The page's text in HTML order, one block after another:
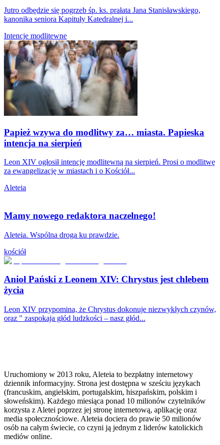
Jutro odbędzie się pogrzeb śp. ks. prałata Jana Stanisławskiego,
kanonika seniora Kapituły Katedralnej i...
Intencje modlitewne
Papież wzywa do modlitwy za… miasta. Papieska
intencja na sierpień
Leon XIV ogłosił intencję modlitewną na sierpień. Prosi o modlitwę
za ewangelizację w miastach i o Kościół...
Aleteia
Mamy nowego redaktora naczelnego!
Aleteia. Wspólna droga ku prawdzie.
kościół
Anioł Pański z Leonem XIV: Chrystus jest chlebem
życia
Leon XIV przypomina, że Chrystus dokonuje niezwykłych czynów,
oraz " zaspokaja głód ludzkości – nasz głód...
Uruchomiony w 2013 roku, Aleteia to bezpłatny internetowy
dziennik informacyjny. Strona jest dostępna w sześciu językach
(francuskim, angielskim, portugalskim, hiszpańskim, polskim i
słoweńskim). Każdego miesiąca ponad 10 milionów czytelników
korzysta z Aletei poprzez jej stronę internetową, aplikację oraz
media społecznościowe. Aleteia dociera do prawie 50 milionów
osób na całym świecie, co czyni ją jednym z liderów katolickich
mediów online.